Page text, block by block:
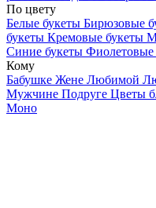
По цвету
Белые букеты Бирюзовые
букеты Кремовые букеты
Синие букеты Фиолетовые
Кому
Бабушке Жене Любимой
Мужчине Подруге Цветы
Моно